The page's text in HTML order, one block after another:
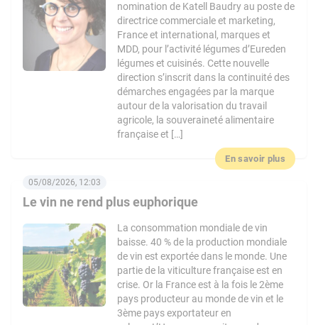
nomination de Katell Baudry au poste de
directrice commerciale et marketing,
France et international, marques et
MDD, pour l’activité légumes d’Eureden
légumes et cuisinés. Cette nouvelle
direction s’inscrit dans la continuité des
démarches engagées par la marque
autour de la valorisation du travail
agricole, la souveraineté alimentaire
française et […]
En savoir plus
Le vin ne rend plus euphorique
05/08/2026, 12:03
La consommation mondiale de vin
baisse. 40 % de la production mondiale
de vin est exportée dans le monde. Une
partie de la viticulture française est en
crise. Or la France est à la fois le 2ème
pays producteur au monde de vin et le
3ème pays exportateur en